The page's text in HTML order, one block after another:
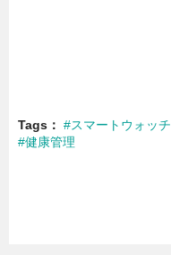
Tags #スマートウォッチ
#健康管理